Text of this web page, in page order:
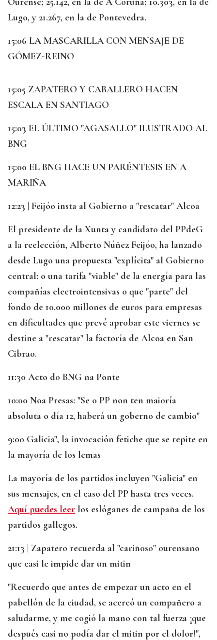
Lugo, y 21.267, en la de Pontevedra.
15:06 LA MASCARILLA CON MENSAJE DE
GÓMEZ-REINO
15:05 ZAPATERO Y CABALLERO HACEN
ESCALA EN SANTIAGO
15:03 EL ÚLTIMO "AGASALLO" ILUSTRADO AL
BNG
15:00 EL BNG HACE UN PARÉNTESIS EN A
MARIÑA
12:23 | Feijóo insta al Gobierno a "rescatar" Alcoa
El presidente de la Xunta y candidato del PPdeG
a la reelección, Alberto Núñez Feijóo, ha lanzado
desde Lugo una propuesta "explícita" al Gobierno
central: o una tarifa "viable" de la energía para las
compañías electrointensivas o que "parte" del
fondo de 10.000 millones de euros para empresas
en dificultades que prevé aprobar este viernes se
destine a "rescatar" la factoría de Alcoa en San
Cibrao.
11:30 Acto do BNG na Ponte
10:00 Noa Presas: "Se o PP non ten maioría
absoluta o día 12, haberá un goberno de cambio"
9:00 Galicia", la invocación fetiche que se repite en
la mayoría de los lemas
La mayoría de los partidos incluyen "Galicia" en
sus mensajes, en el caso del PP hasta tres veces.
Aquí puedes leer los eslóganes de campaña de los
partidos gallegos.
21:13 | Zapatero recuerda al "cariñoso" ourensano
que casi le impide dar un mitin
"Recuerdo que antes de empezar un acto en el
pabellón de la ciudad, se acercó un compañero a
saludarme, y me cogió la mano con tal fuerza ¡que
después casi no podía dar el mitin por el dolor!",